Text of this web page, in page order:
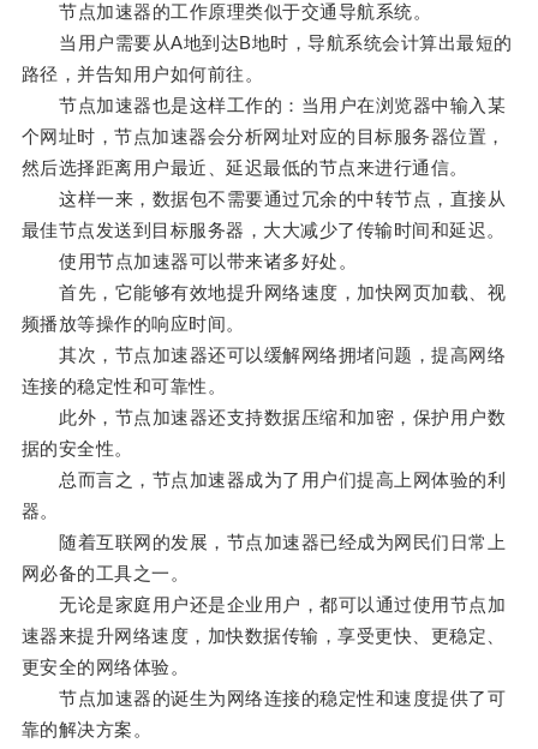
节点加速器的工作原理类似于交通导航系统。
当用户需要从A地到达B地时，导航系统会计算出最短的
路径，并告知用户如何前往。
节点加速器也是这样工作的：当用户在浏览器中输入某
个网址时，节点加速器会分析网址对应的目标服务器位置，
然后选择距离用户最近、延迟最低的节点来进行通信。
这样一来，数据包不需要通过冗余的中转节点，直接从
最佳节点发送到目标服务器，大大减少了传输时间和延迟。
使用节点加速器可以带来诸多好处。
首先，它能够有效地提升网络速度，加快网页加载、视
频播放等操作的响应时间。
其次，节点加速器还可以缓解网络拥堵问题，提高网络
连接的稳定性和可靠性。
此外，节点加速器还支持数据压缩和加密，保护用户数
据的安全性。
总而言之，节点加速器成为了用户们提高上网体验的利
器。
随着互联网的发展，节点加速器已经成为网民们日常上
网必备的工具之一。
无论是家庭用户还是企业用户，都可以通过使用节点加
速器来提升网络速度，加快数据传输，享受更快、更稳定、
更安全的网络体验。
节点加速器的诞生为网络连接的稳定性和速度提供了可
靠的解决方案。